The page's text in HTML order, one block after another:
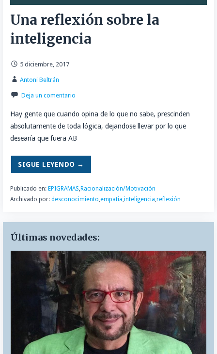
Una reflexión sobre la
inteligencia
5 diciembre, 2017
Antoni Beltrán
Deja un comentario
Hay gente que cuando opina de lo que no sabe, prescinden
absolutamente de toda lógica, dejandose llevar por lo que
desearía que fuera AB
SIGUE LEYENDO →
Publicado en: EPIGRAMAS,Racionalización/Motivación
Archivado por: desconocimiento,empatia,inteligencia,reflexión
Últimas novedades: